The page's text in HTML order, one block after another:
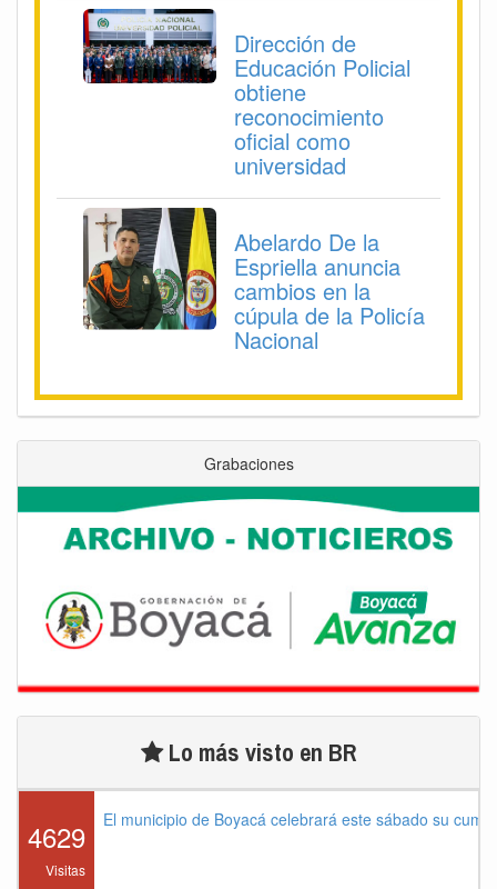
Dirección de
Educación Policial
obtiene
reconocimiento
oficial como
universidad
Abelardo De la
Espriella anuncia
cambios en la
cúpula de la Policía
Nacional
Grabaciones
Lo más visto en BR
4629
Visitas
El municipio de Boyacá celebrará este sábado su